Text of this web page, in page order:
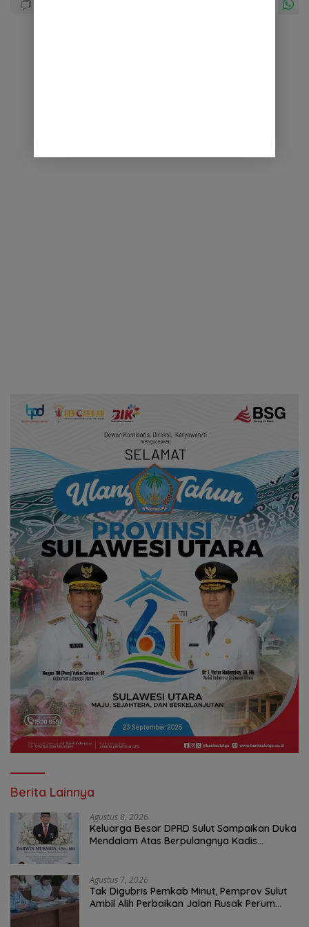
Berita Lainnya
Agustus 8, 2026
Keluarga Besar DPRD Sulut Sampaikan Duka
Mendalam Atas Berpulangnya Kadis
Agustus 7, 2026
Tak Digubris Pemkab Minut, Pemprov Sulut
Ambil Alih Perbaikan Jalan Rusak Perum